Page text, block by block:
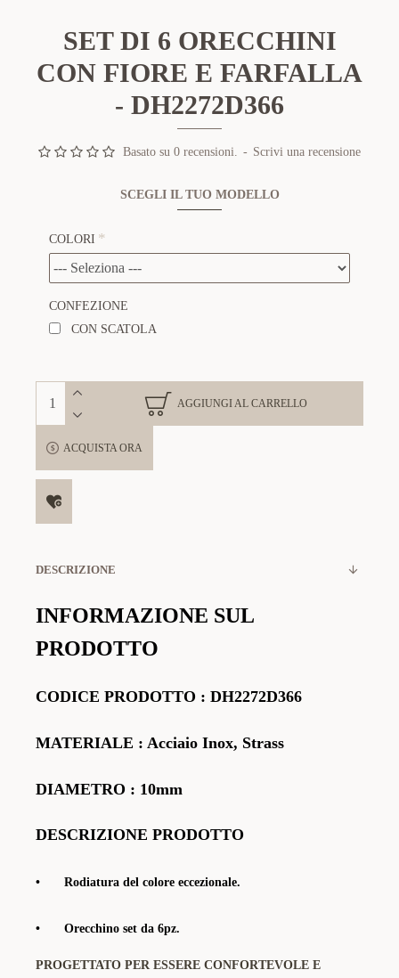
SET DI 6 ORECCHINI
CON FIORE E FARFALLA
- DH2272D366
Basato su 0 recensioni. - Scrivi una recensione
SCEGLI IL TUO MODELLO
COLORI
CONFEZIONE
CON SCATOLA
AGGIUNGI AL CARRELLO
ACQUISTA ORA
DESCRIZIONE
INFORMAZIONE SUL
PRODOTTO
CODICE PRODOTTO : DH2272D366
MATERIALE : Acciaio Inox, Strass
DIAMETRO : 10mm
DESCRIZIONE PRODOTTO
• Rodiatura del colore eccezionale.
• Orecchino set da 6pz.
PROGETTATO PER ESSERE CONFORTEVOLE E